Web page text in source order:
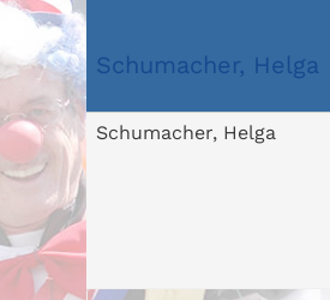
Schumacher, Helga
Schumacher, Helga